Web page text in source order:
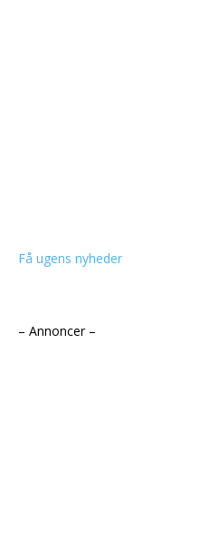
Få ugens nyheder
– Annoncer –